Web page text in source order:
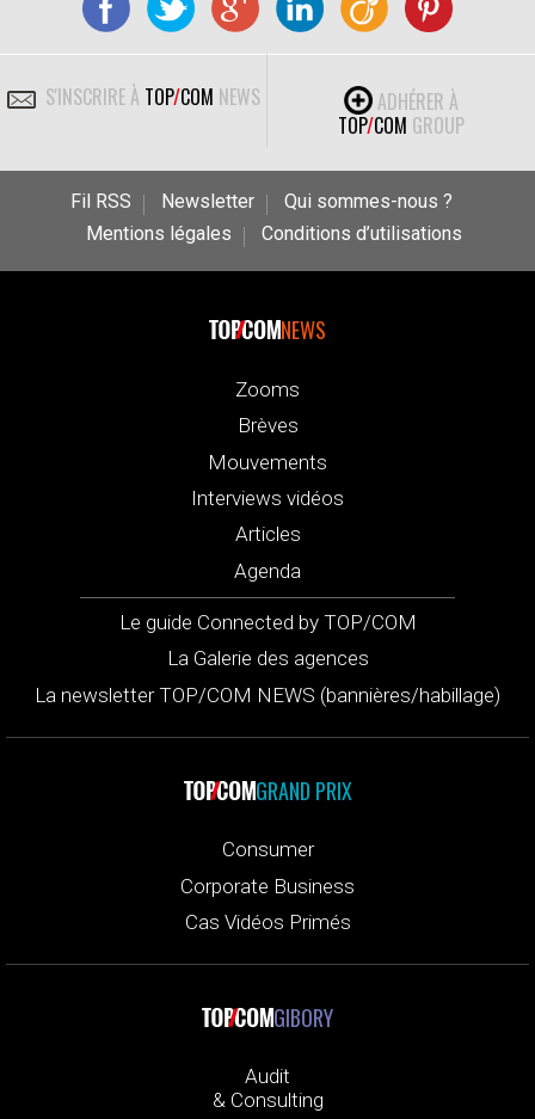
S'INSCRIRE À TOP/COM NEWS
ADHÉRER À
TOP/COM GROUP
Fil RSS Newsletter
Qui sommes-nous ?
Mentions légales
Conditions d’utilisations
NEWS
Zooms
Brèves
Mouvements
Interviews vidéos
Articles
Agenda
Le guide Connected by TOP/COM
La Galerie des agences
La newsletter TOP/COM NEWS (bannières/habillage)
GRAND PRIX
Consumer
Corporate Business
Cas Vidéos Primés
GIBORY
Audit
& Consulting